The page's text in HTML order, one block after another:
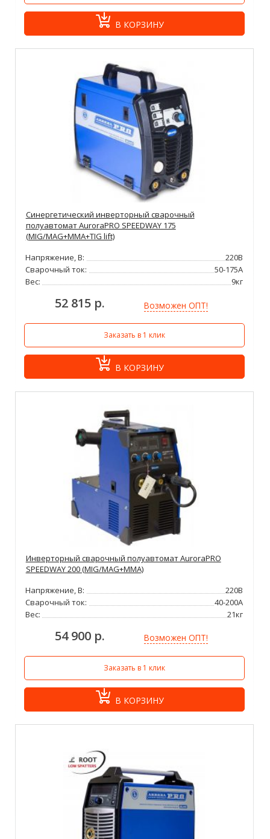
В КОРЗИНУ
Синергетический инверторный сварочный
полуавтомат AuroraPRO SPEEDWAY 175
(MIG/MAG+MMA+TIG lift)
Напряжение, В:
220В
Сварочный ток:
50-175А
Вес:
9кг
52 815 р. Возможен ОПТ!
Заказать в 1 клик
В КОРЗИНУ
Инверторный сварочный полуавтомат AuroraPRO
SPEEDWAY 200 (MIG/MAG+MMA)
Напряжение, В:
220В
Сварочный ток:
40-200А
Вес:
21кг
54 900 р. Возможен ОПТ!
Заказать в 1 клик
В КОРЗИНУ